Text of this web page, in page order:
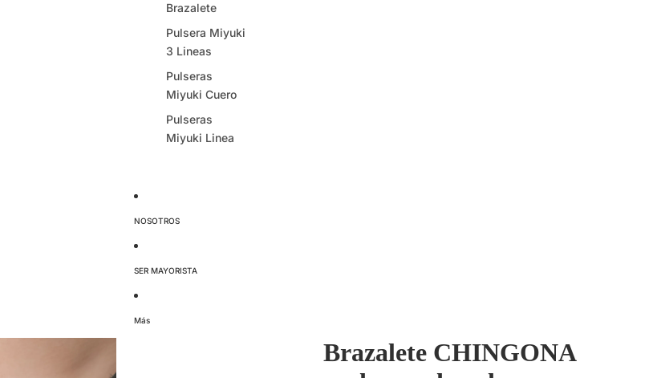
Brazalete
Pulsera Miyuki
3 Lineas
Pulseras
Miyuki Cuero
Pulseras
Miyuki Linea
NOSOTROS
SER MAYORISTA
Más
Brazalete CHINGONA